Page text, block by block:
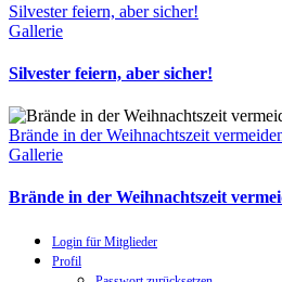
Silvester feiern, aber sicher!
Gallerie
Silvester feiern, aber sicher!
Brände in der Weihnachtszeit
Gallerie
Brände in der Weihnachtszeit
Login für Mitglieder
Profil